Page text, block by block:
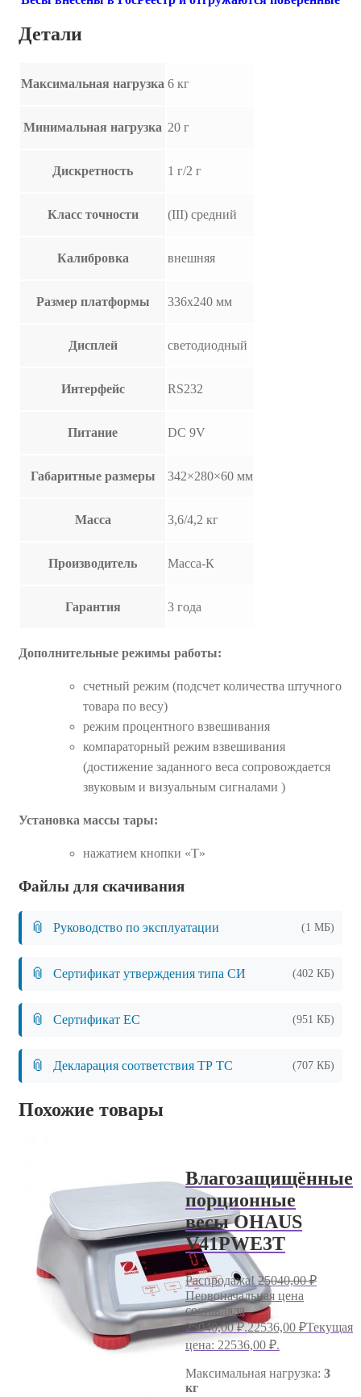
Детали
Максимальная нагрузка 6 кг
Минимальная нагрузка 20 г
Дискретность 1 г/2 г
Класс точности (III) средний
Калибровка внешняя
Размер платформы 336х240 мм
Дисплей светодиодный
Интерфейс RS232
Питание DC 9V
Габаритные размеры 342×280×60 мм
Масса 3,6/4,2 кг
Производитель Масса-К
Гарантия 3 года
Дополнительные режимы работы:
счетный режим (подсчет количества штучного
товара по весу)
режим процентного взвешивания
компараторный режим взвешивания
(достижение заданного веса сопровождается
звуковым и визуальным сигналами )
Установка массы тары:
нажатием кнопки «T»
Файлы для скачивания
📎 Руководство по эксплуатации (1 МБ)
📎 Сертификат утверждения типа СИ (402 КБ)
📎 Сертификат ЕС (951 КБ)
📎 Декларация соответствия ТР ТС (707 КБ)
Похожие товары
Влагозащищённые
порционные
весы OHAUS
V41PWE3T
Распродажа! 25040,00₽
Первоначальная цена
составляла
25040,00 ₽.22536,00 ₽Текущая
цена: 22536,00 ₽.
Максимальная нагрузка: 3
кг